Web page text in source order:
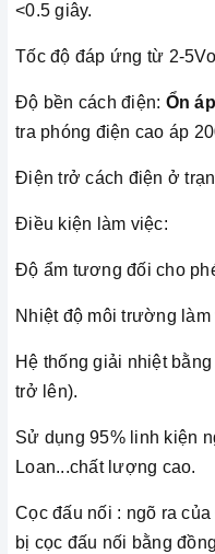
<0.5 giây.
Tốc độ đáp ứng từ 2-
Độ bền cách điện: Ổn
tra phóng điện cao áp
Điện trở cách điện ở
Điều kiện làm việc:
Độ ẩm tương đối cho
Nhiệt độ môi trường làm
Hệ thống giải nhiệt
trở lên).
Sử dụng 95% linh kiện
Loan...chất lượng cao.
Cọc đấu nối : ngõ ra của
bị cọc đấu nối bằng